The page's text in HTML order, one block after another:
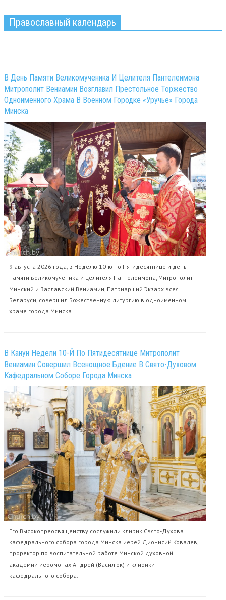
Православный календарь
В День Памяти Великомученика И Целителя Пантелеимона
Митрополит Вениамин Возглавил Престольное Торжество
Одноименного Храма В Военном Городке «Уручье» Города
Минска
9 августа 2026 года, в Неделю 10-ю по Пятидесятнице и день
памяти великомученика и целителя Пантелеимона, Митрополит
Минский и Заславский Вениамин, Патриарший Экзарх всея
Беларуси, совершил Божественную литургию в одноименном
храме города Минска.
В Канун Недели 10-Й По Пятидесятнице Митрополит
Вениамин Совершил Всенощное Бдение В Свято-Духовом
Кафедральном Соборе Города Минска
Его Высокопреосвященству сослужили клирик Свято-Духова
кафедрального собора города Минска иерей Дионисий Ковалев,
проректор по воспитательной работе Минской духовной
академии иеромонах Андрей (Василюк) и клирики
кафедрального собора.